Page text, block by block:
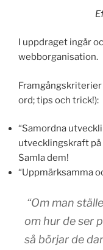
I uppdraget ingår
webborganisation.
Framgångskriterier
ord; tips och trick!):
“Samordna
utvecklingskraft
Samla dem!
“Uppmärksamma
“Om man
om hur de ser
så börjar de